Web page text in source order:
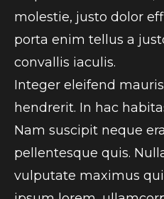
molestie, justo dolor
porta enim tellus a
convallis iaculis.
Integer eleifend
hendrerit. In hac
Nam suscipit neque
pellentesque quis.
vulputate maximus